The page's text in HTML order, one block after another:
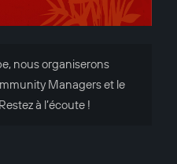
nous organiserons
Managers et le
à l’écoute !